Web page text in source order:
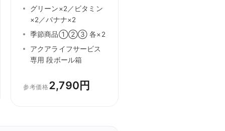
グリーン×2／ビタミン
×2／バナナ×2
季節商品①②③ 各×2
アクアライフサービス
専用 段ボール箱
参考価格 2,790円